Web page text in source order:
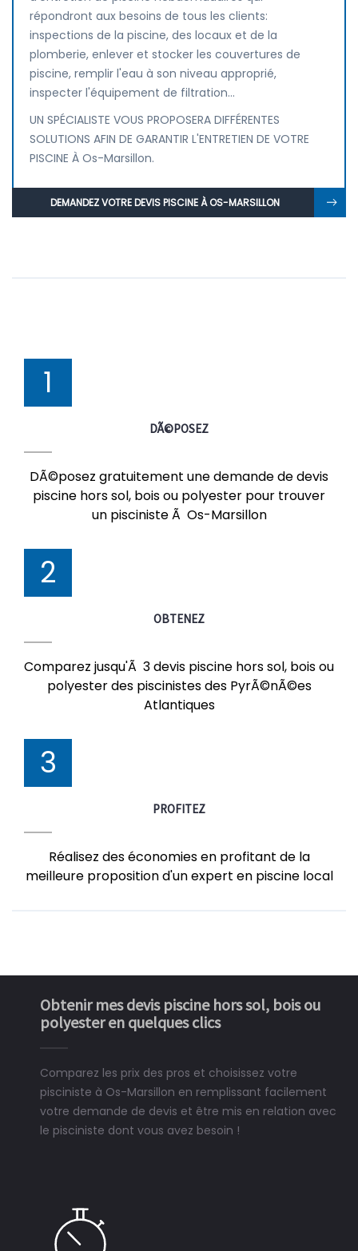
répondront aux besoins de tous les clients:
inspections de la piscine, des locaux et de la
plomberie, enlever et stocker les couvertures de
piscine, remplir l'eau à son niveau approprié,
inspecter l'équipement de filtration...
UN SPÉCIALISTE VOUS PROPOSERA DIFFÉRENTES
SOLUTIONS AFIN DE GARANTIR L'ENTRETIEN DE VOTRE
PISCINE À Os-Marsillon.
DEMANDEZ VOTRE DEVIS PISCINE À OS-MARSILLON
1
DÃ©POSEZ
DÃ©posez gratuitement une demande de devis
piscine hors sol, bois ou polyester pour trouver
un pisciniste Ã Os-Marsillon
2
OBTENEZ
Comparez jusqu'Ã 3 devis piscine hors sol, bois ou
polyester des piscinistes des PyrÃ©nÃ©es
Atlantiques
3
PROFITEZ
Réalisez des économies en profitant de la
meilleure proposition d'un expert en piscine local
Obtenir mes devis piscine hors sol, bois ou
polyester en quelques clics
Comparez les prix des pros et choisissez votre
pisciniste à Os-Marsillon en remplissant facilement
votre demande de devis et être mis en relation avec
le pisciniste dont vous avez besoin !